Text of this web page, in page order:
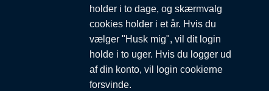
holder i to dage, og skærmvalg
cookies holder i et år. Hvis du
vælger "Husk mig", vil dit login
holde i to uger. Hvis du logger ud
af din konto, vil login cookierne
forsvinde.